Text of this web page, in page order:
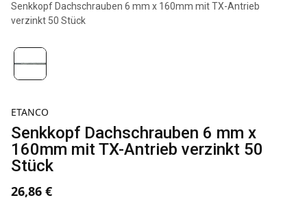
Senkkopf Dachschrauben 6 mm x 160mm mit TX-Antrieb
verzinkt 50 Stück
ETANCO
Senkkopf Dachschrauben 6 mm x
160mm mit TX-Antrieb verzinkt 50
Stück
26,86 €